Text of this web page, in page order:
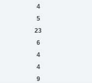
4
5
23
6
4
4
9